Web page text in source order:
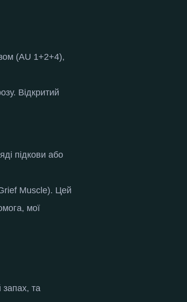
(AU 1+2+4),
. Відкритий
підкови або
Muscle). Цей
мої
та